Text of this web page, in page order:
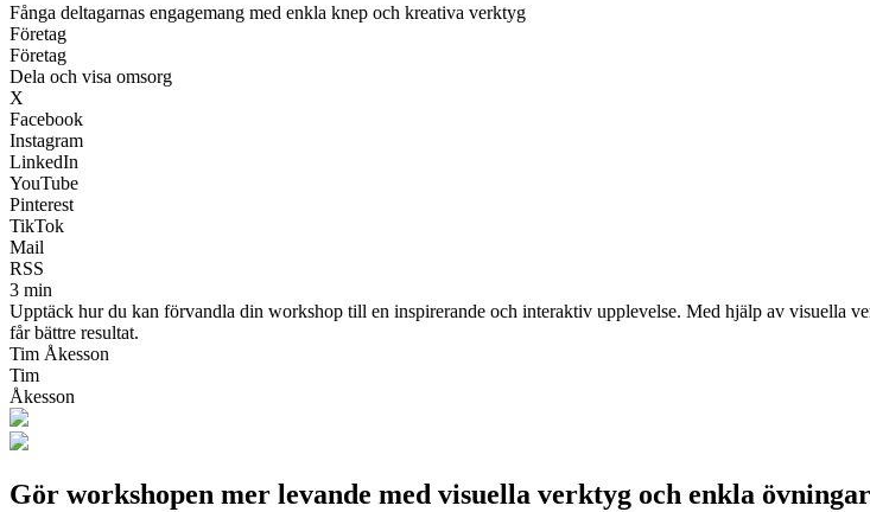
Fånga deltagarnas engagemang med enkla knep och kreativa verktyg
Företag
Företag
Dela och visa omsorg
X
Facebook
Instagram
LinkedIn
YouTube
Pinterest
TikTok
Mail
RSS
3 min
Upptäck hur du kan förvandla din workshop till en inspirerande och interaktiv upplevelse. Med hjälp av visuella
får bättre resultat.
Tim Åkesson
Tim
Åkesson
Gör workshopen mer levande med visuella verktyg och enkla övningar